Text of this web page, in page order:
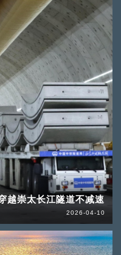
越崇太长江隧道不减速
2026-04-10